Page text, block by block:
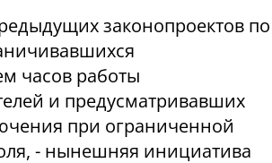
законопроектов по
часов работы
и предусматривавших
при ограниченной
- нынешняя инициатива